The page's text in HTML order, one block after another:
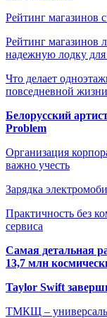
Рейтинг магазинов
Рейтинг магазинов
надежную лодку
Что делает
повседневной жизни
Белорусский
Problem
Организация
важно учесть
Зарядка
Практичность без
сервиса
Самая детальная
13,7 млн
Taylor Swift
ТМКЩ –